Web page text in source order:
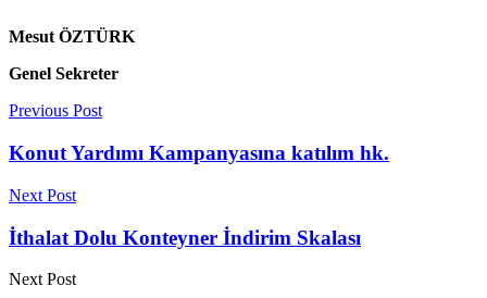
Mesut ÖZTÜRK
Genel Sekreter
Previous Post
Konut Yardımı Kampanyasına katılım hk.
Next Post
İthalat Dolu Konteyner İndirim Skalası
Next Post